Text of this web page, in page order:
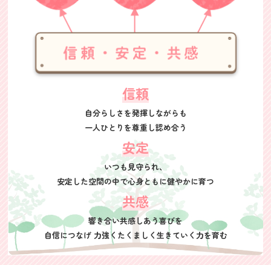
信頼
自分らしさを発揮しながらも
一人ひとりを尊重し認め合う
安定
いつも見守られ、
安定した空間の中で心身ともに健やかに育つ
共感
響き合い共感しあう喜びを
自信につなげ力強くたくましく 生きていく力を育む